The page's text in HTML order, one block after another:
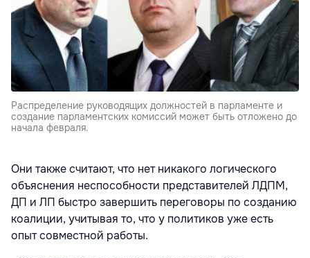
Распределение руководящих должностей в парламенте и
создание парламентских комиссий может быть отложено до
начала февраля.
Они также считают, что нет никакого логического
объяснения неспособности представителей ЛДПМ,
ДП и ЛП быстро завершить переговоры по созданию
коалиции, учитывая то, что у политиков уже есть
опыт совместной работы.